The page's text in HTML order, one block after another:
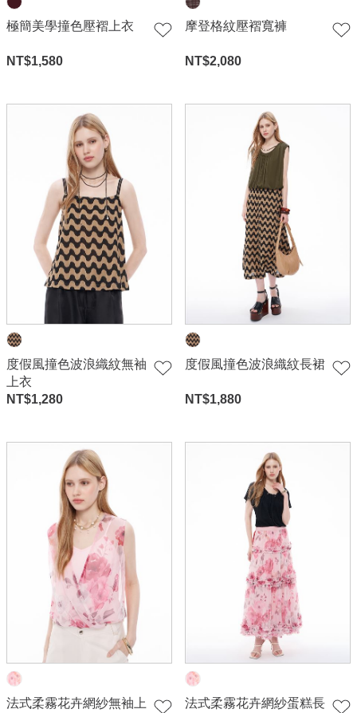
極簡美學撞色壓褶上衣
NT$1,580
摩登格紋壓褶寬褲
NT$2,080
度假風撞色波浪織紋無袖
上衣
NT$1,280
度假風撞色波浪織紋長裙
NT$1,880
法式柔霧花卉網紗無袖上
法式柔霧花卉網紗蛋糕長